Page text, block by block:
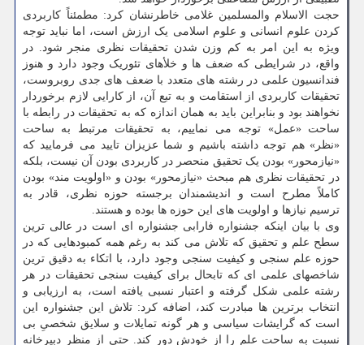
حجت الاسلام والمسلمین غلامی خاطرنشان کرد: مطمئناً کاربردی
کردن علوم انسانی و علوم اسلامی یک ارزش است، اما نباید توجه
ویژه به این امر به کم وزن شدن تحقیقات نظری منجر شود. در
واقع، در شرایطی که ضعف ها و خلأهای تئوریک وجود دارد و هنوز
فندانسیون علمی در رشته های متعدد با ضعف های جدی روبروست،
تحقیقات کاربردی از استقامت و به تبع آن، از کارایی لازم برخوردار
نخواهند بود و بنابراین باید به همان اندازه که به تحقیقات در رابطه با
ساحت «عمل» توجه می نماییم، به تحقیقات مرتبط به ساحت
«نظر» هم توجه داشته باشیم و شما عزیزان تایید می فرمایید که
«نیازمحور» بودن یک تحقیق منحصر در کاربردی بودن آن نیست، بلکه
در تحقیقات نظری هم مبحث «نیازمحور» بودن و «اولویت مند» بودن
کاملاً مطرح است و اندیشمندان برجسته حوزه نظری، قادر به
ترسیم نیازها و اولویت های این حوزه ها بوده و هستند.
وی با بیان اینکه جشنواره فارابی جشنواره ای است در عالی ترین
سطح علم و تحقیق که تلاش می کند به رغم همه کمبودهایی که در
حوزه علم سنجی و کیفیت سنجی وجود دارد، با اتکاء به دقیق ترین
شاخصهای علمی ای که تابحال برای کیفیت سنجی تحقیقات در هر
رشته علمی شکل گرفته و اعتبار نسبی یافته است، به ارزیابی و
انتخاب برترین ها مبادرت کند، اضافه کرد: تلاش این جشنواره این
است که گرایشات سیاسی و هر گونه تمایلات و سلایق شخصیِ بی
نسبت به ساحت علم را از خودش دور کند. حتی از منظر دبیرخانه